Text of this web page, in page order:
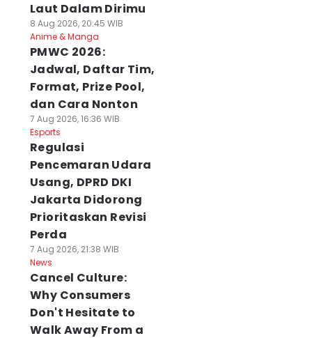
Laut Dalam Dirimu
8 Aug 2026, 20:45 WIB
Anime & Manga
PMWC 2026:
Jadwal, Daftar Tim,
Format, Prize Pool,
dan Cara Nonton
7 Aug 2026, 16:36 WIB
Esports
Regulasi
Pencemaran Udara
Usang, DPRD DKI
Jakarta Didorong
Prioritaskan Revisi
Perda
7 Aug 2026, 21:38 WIB
News
Cancel Culture:
Why Consumers
Don't Hesitate to
Walk Away From a